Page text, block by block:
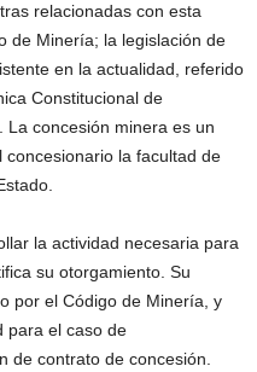
relacionadas con esta
de Minería; la legislación de
en la actualidad, referido
Constitucional de
La concesión minera es un
la facultad de
la actividad necesaria para
su otorgamiento. Su
por el Código de Minería, y
para el caso de
de contrato de concesión.